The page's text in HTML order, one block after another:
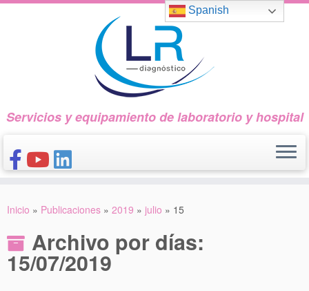
Saltar
Servicios y equipamiento de laboratorio y hospital
CONÓCENOS
NUESTROS PRODUCTOS
PUBLICACIONES
Inicio » Publicaciones » 2019 » julio » 15
Archivo por días:
15/07/2019
Spanish